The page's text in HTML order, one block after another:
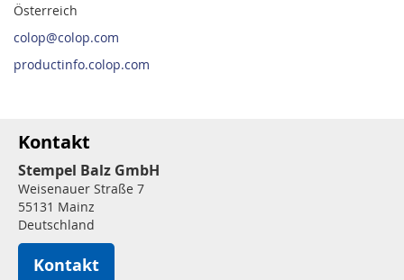
Österreich
colop@colop.com
productinfo.colop.com
Kontakt
Stempel Balz GmbH
Weisenauer Straße 7
55131 Mainz
Deutschland
Kontakt